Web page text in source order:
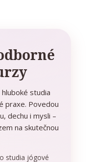
studia
praxe. Povedou
dechu i mysli –
na skutečnou
studia jógové